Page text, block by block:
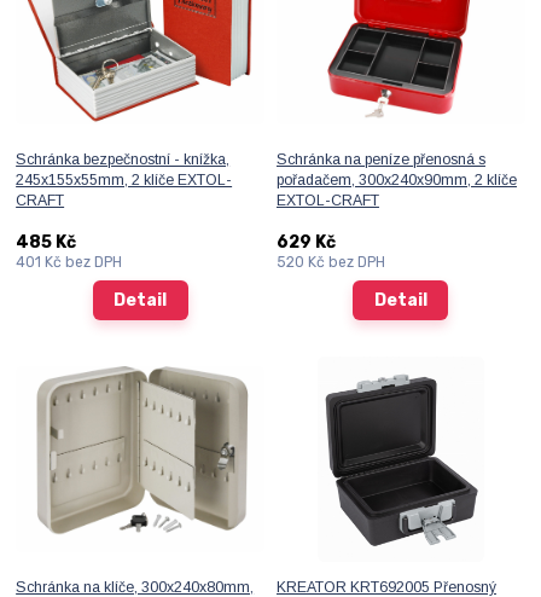
Schránka bezpečnostní - knížka,
245x155x55mm, 2 klíče EXTOL-
CRAFT
485 Kč
401 Kč bez DPH
Detail
Schránka na peníze přenosná s
pořadačem, 300x240x90mm, 2 klíče
EXTOL-CRAFT
629 Kč
520 Kč bez DPH
Detail
Schránka na klíče, 300x240x80mm,
KREATOR KRT692005 Přenosný